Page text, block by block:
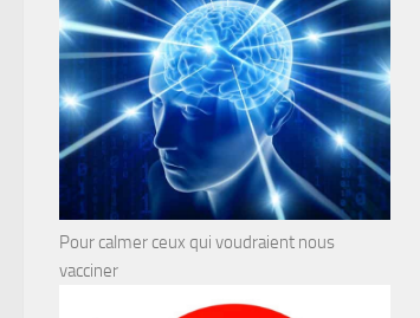
Pour calmer ceux qui voudraient nous
vacciner